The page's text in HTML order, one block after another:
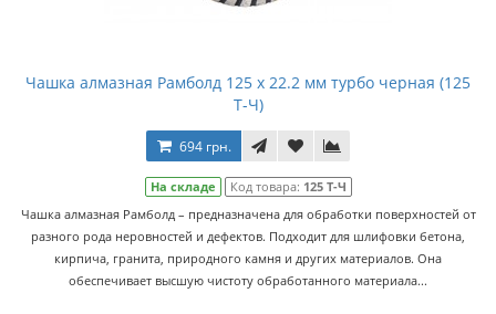
Чашка алмазная Рамболд 125 x 22.2 мм турбо черная (125
Т-Ч)
694 грн.
На складе Код товара: 125 Т-Ч
Чашка алмазная Рамболд – предназначена для обработки поверхностей от
разного рода неровностей и дефектов. Подходит для шлифовки бетона,
кирпича, гранита, природного камня и других материалов. Она
обеспечивает высшую чистоту обработанного материала...